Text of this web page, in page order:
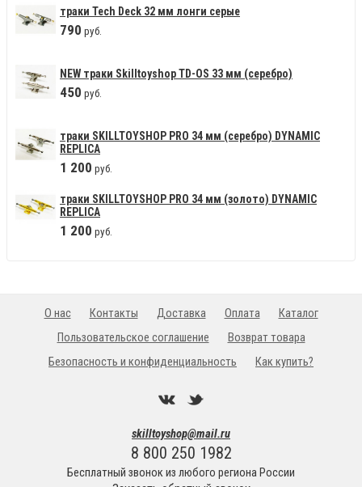
траки Tech Deck 32 мм лонги серые
790 руб.
NEW траки Skilltoyshop TD-OS 33 мм (серебро)
450 руб.
траки SKILLTOYSHOP PRO 34 мм (серебро) DYNAMIC
REPLICA
1 200 руб.
траки SKILLTOYSHOP PRO 34 мм (золото) DYNAMIC
REPLICA
1 200 руб.
skilltoyshop@mail.ru
8 800 250 1982
Бесплатный звонок из любого региона России
О нас Контакты Доставка Оплата
Каталог
Пользовательское соглашение
Возврат товара
Безопасность и конфиденциальность
Как купить?